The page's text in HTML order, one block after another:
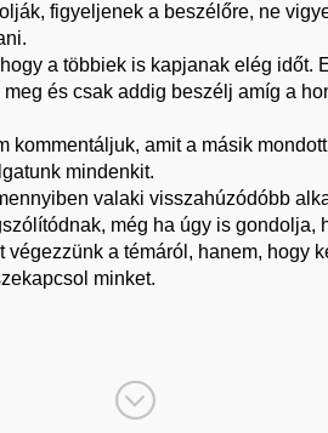
figyeljenek a beszélőre, ne
a többiek is kapjanak elég időt.
és csak addig beszélj amíg a
amit a másik
mindenkit.
valaki visszahúzódóbb
még ha úgy is gondolja,
a témáról, hanem, hogy
minket.
;